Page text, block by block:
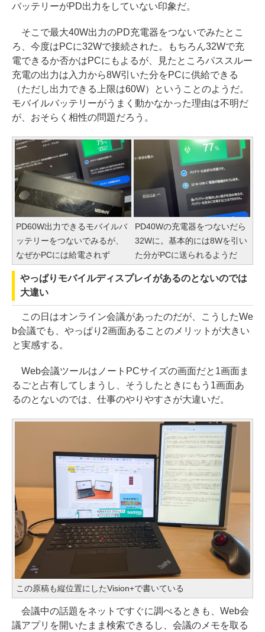
バッテリーがPD出力をしていない印象だ。
そこで最大40W出力のPD充電器をつないでみたとこ
ろ、今度はPCに32Wで接続された。もちろん32Wで充
電できるか否かはPCにもよるが、見たところパススルー
充電の出力は入力から8W引いた分をPCに供給できる
（ただし出力できる上限は60W）ということのようだ。
モバイルバッテリーがうまく動かなかった理由は不明だ
が、おそらく相性の問題だろう。
PD60W出力できるモバイルバ
ッテリーをつないでみるが、
なぜかPCには給電されず
PD40Wの充電器をつないだら
32Wに。基本的には8Wを引い
た分がPCに送られるようだ
やっぱりモバイルディスプレイがあるのとないのでは
大違い
この日はオンライン会議があったのだが、こうしたWe
b会議でも、やっぱり2画面あることのメリットが大きい
と実感する。
Web会議ツールはノートPCサイズの画面だと1画面ま
るごと占有してしまうし、そうしたときにもう1画面あ
るのとないのでは、仕事のやりやすさが大違いだ。
この原稿も縦位置にしたVision+で書いている
会議中の話題をネットですぐに調べるときも、Web会
議アプリを開いたまま検索できるし、会議のメモを取る